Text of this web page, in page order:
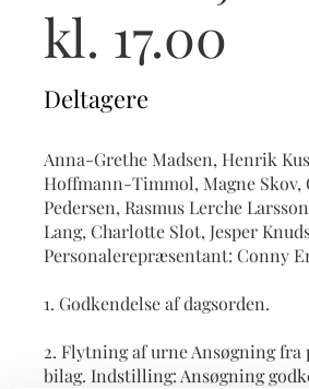
kl. 17.00
Deltagere
Anna-Grethe Madsen, Henrik
Hoffmann-Timmol, Magne Skov,
Pedersen, Rasmus Lerche
Lang, Charlotte Slot, Jesper
Personalerepræsentant: Conny
1. Godkendelse af dagsorden.
2. Flytning af urne Ansøgning fra
bilag. Indstilling: Ansøgning